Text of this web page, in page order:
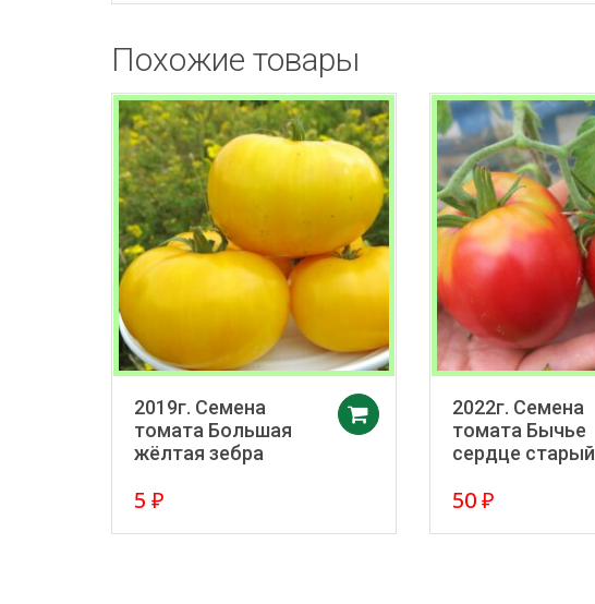
Похожие товары
2019г. Семена
томата Большая
жёлтая зебра
5 ₽
Добавить в корзину
2022г. Семена
томата Бычье
сердце старый
50₽